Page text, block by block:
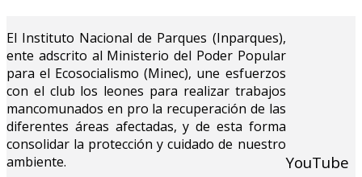
El Instituto Nacional de Parques (Inparques),
ente adscrito al Ministerio del Poder Popular
para el Ecosocialismo (Minec), une esfuerzos
con el club los leones para realizar trabajos
mancomunados en pro la recuperación de las
diferentes áreas afectadas, y de esta forma
consolidar la protección y cuidado de nuestro
ambiente.
YouTube